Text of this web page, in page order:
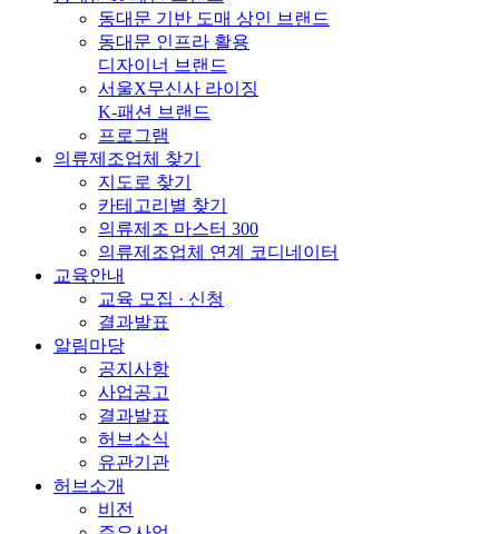
동대문 기반 도매 상인 브랜드
동대문 인프라 활용
디자이너 브랜드
서울X무신사 라이징
K-패션 브랜드
프로그램
의류제조업체 찾기
지도로 찾기
카테고리별 찾기
의류제조 마스터 300
의류제조업체 연계 코디네이터
교육안내
교육 모집 · 신청
결과발표
알림마당
공지사항
사업공고
결과발표
허브소식
유관기관
허브소개
비전